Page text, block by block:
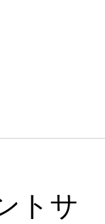
トサ